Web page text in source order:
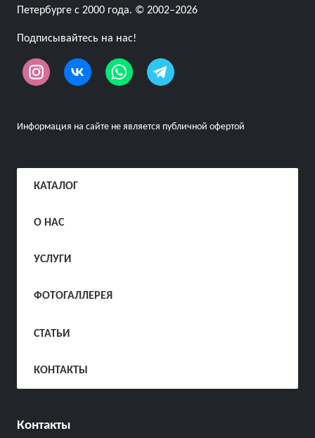
Петербурге с 2000 года. © 2002–2026
Подписывайтесь на нас!
Информация на сайте не является публичной офертой
КАТАЛОГ
О НАС
УСЛУГИ
ФОТОГАЛЛЕРЕЯ
СТАТЬИ
КОНТАКТЫ
Контакты